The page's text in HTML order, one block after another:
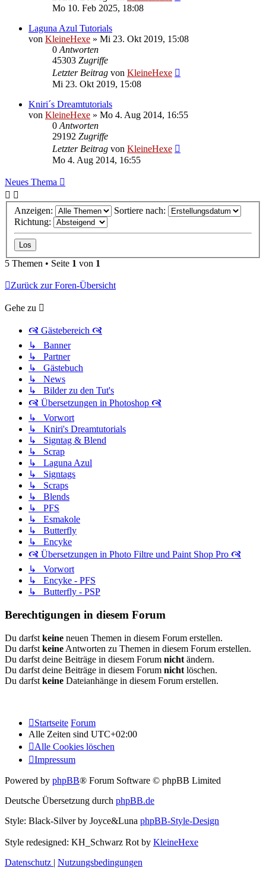
Mo 10. Feb 2025, 18:08
Laguna Azul Tutorials
von KleineHexe » Mi 23. Okt 2019, 15:08
0 Antworten
45303 Zugriffe
Letzter Beitrag von KleineHexe
Mi 23. Okt 2019, 15:08
Kniri´s Dreamtutorials
von KleineHexe » Mo 4. Aug 2014, 16:55
0 Antworten
29192 Zugriffe
Letzter Beitrag von KleineHexe
Mo 4. Aug 2014, 16:55
Neues Thema
Anzeigen:
Sortiere nach:
Richtung:
5 Themen • Seite 1 von 1
Zurück zur Foren-Übersicht
Gehe zu
🙧 Gästebereich 🙧
↳ Banner
↳ Partner
↳ Gästebuch
↳ News
↳ Bilder zu den Tut's
🙧 Übersetzungen in Photoshop 🙧
↳ Vorwort
↳ Kniri's Dreamtutorials
↳ Signtag & Blend
↳ Scrap
↳ Laguna Azul
↳ Signtags
↳ Scraps
↳ Blends
↳ PFS
↳ Esmakole
↳ Butterfly
↳ Encyke
🙧 Übersetzungen in Photo Filtre und Paint Shop Pro 🙧
↳ Vorwort
↳ Encyke - PFS
↳ Butterfly - PSP
Berechtigungen in diesem Forum
Du darfst keine neuen Themen in diesem Forum erstellen.
Du darfst keine Antworten zu Themen in diesem Forum erstellen.
Du darfst deine Beiträge in diesem Forum nicht ändern.
Du darfst deine Beiträge in diesem Forum nicht löschen.
Du darfst keine Dateianhänge in diesem Forum erstellen.
Startseite Forum
Alle Zeiten sind UTC+02:00
Alle Cookies löschen
Impressum
Powered by phpBB® Forum Software © phpBB Limited
Deutsche Übersetzung durch phpBB.de
Style: Black-Silver by Joyce&Luna phpBB-Style-Design
Style redesigned: KH_Schwarz Rot by KleineHexe
Datenschutz | Nutzungsbedingungen